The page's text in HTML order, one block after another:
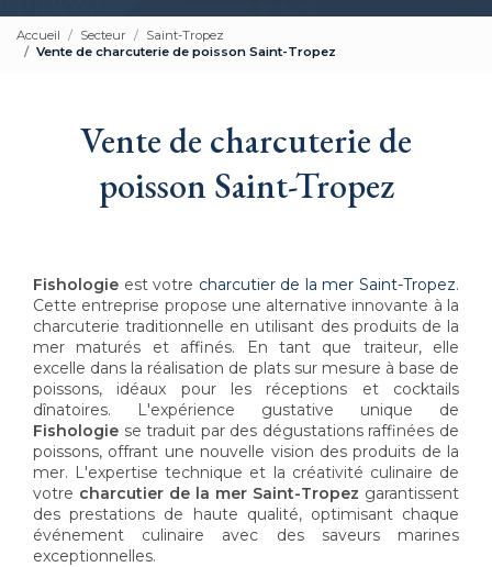
Accueil Secteur
Saint-Tropez
Vente de charcuterie de poisson Saint-Tropez
Vente de charcuterie de
poisson Saint-Tropez
Fishologie est votre charcutier de la mer Saint-Tropez.
Cette entreprise propose une alternative innovante à la
charcuterie traditionnelle en utilisant des produits de la
mer maturés et affinés. En tant que traiteur, elle
excelle dans la réalisation de plats sur mesure à base de
poissons, idéaux pour les réceptions et cocktails
dînatoires. L'expérience gustative unique de
Fishologie se traduit par des dégustations raffinées de
poissons, offrant une nouvelle vision des produits de la
mer. L'expertise technique et la créativité culinaire de
votre charcutier de la mer Saint-Tropez garantissent
des prestations de haute qualité, optimisant chaque
événement culinaire avec des saveurs marines
exceptionnelles.